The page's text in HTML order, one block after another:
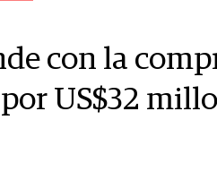
con la
US$32